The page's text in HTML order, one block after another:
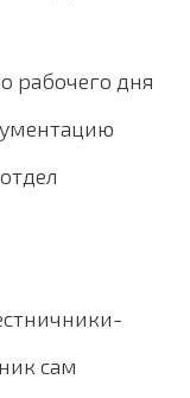
рабочего дня
сам